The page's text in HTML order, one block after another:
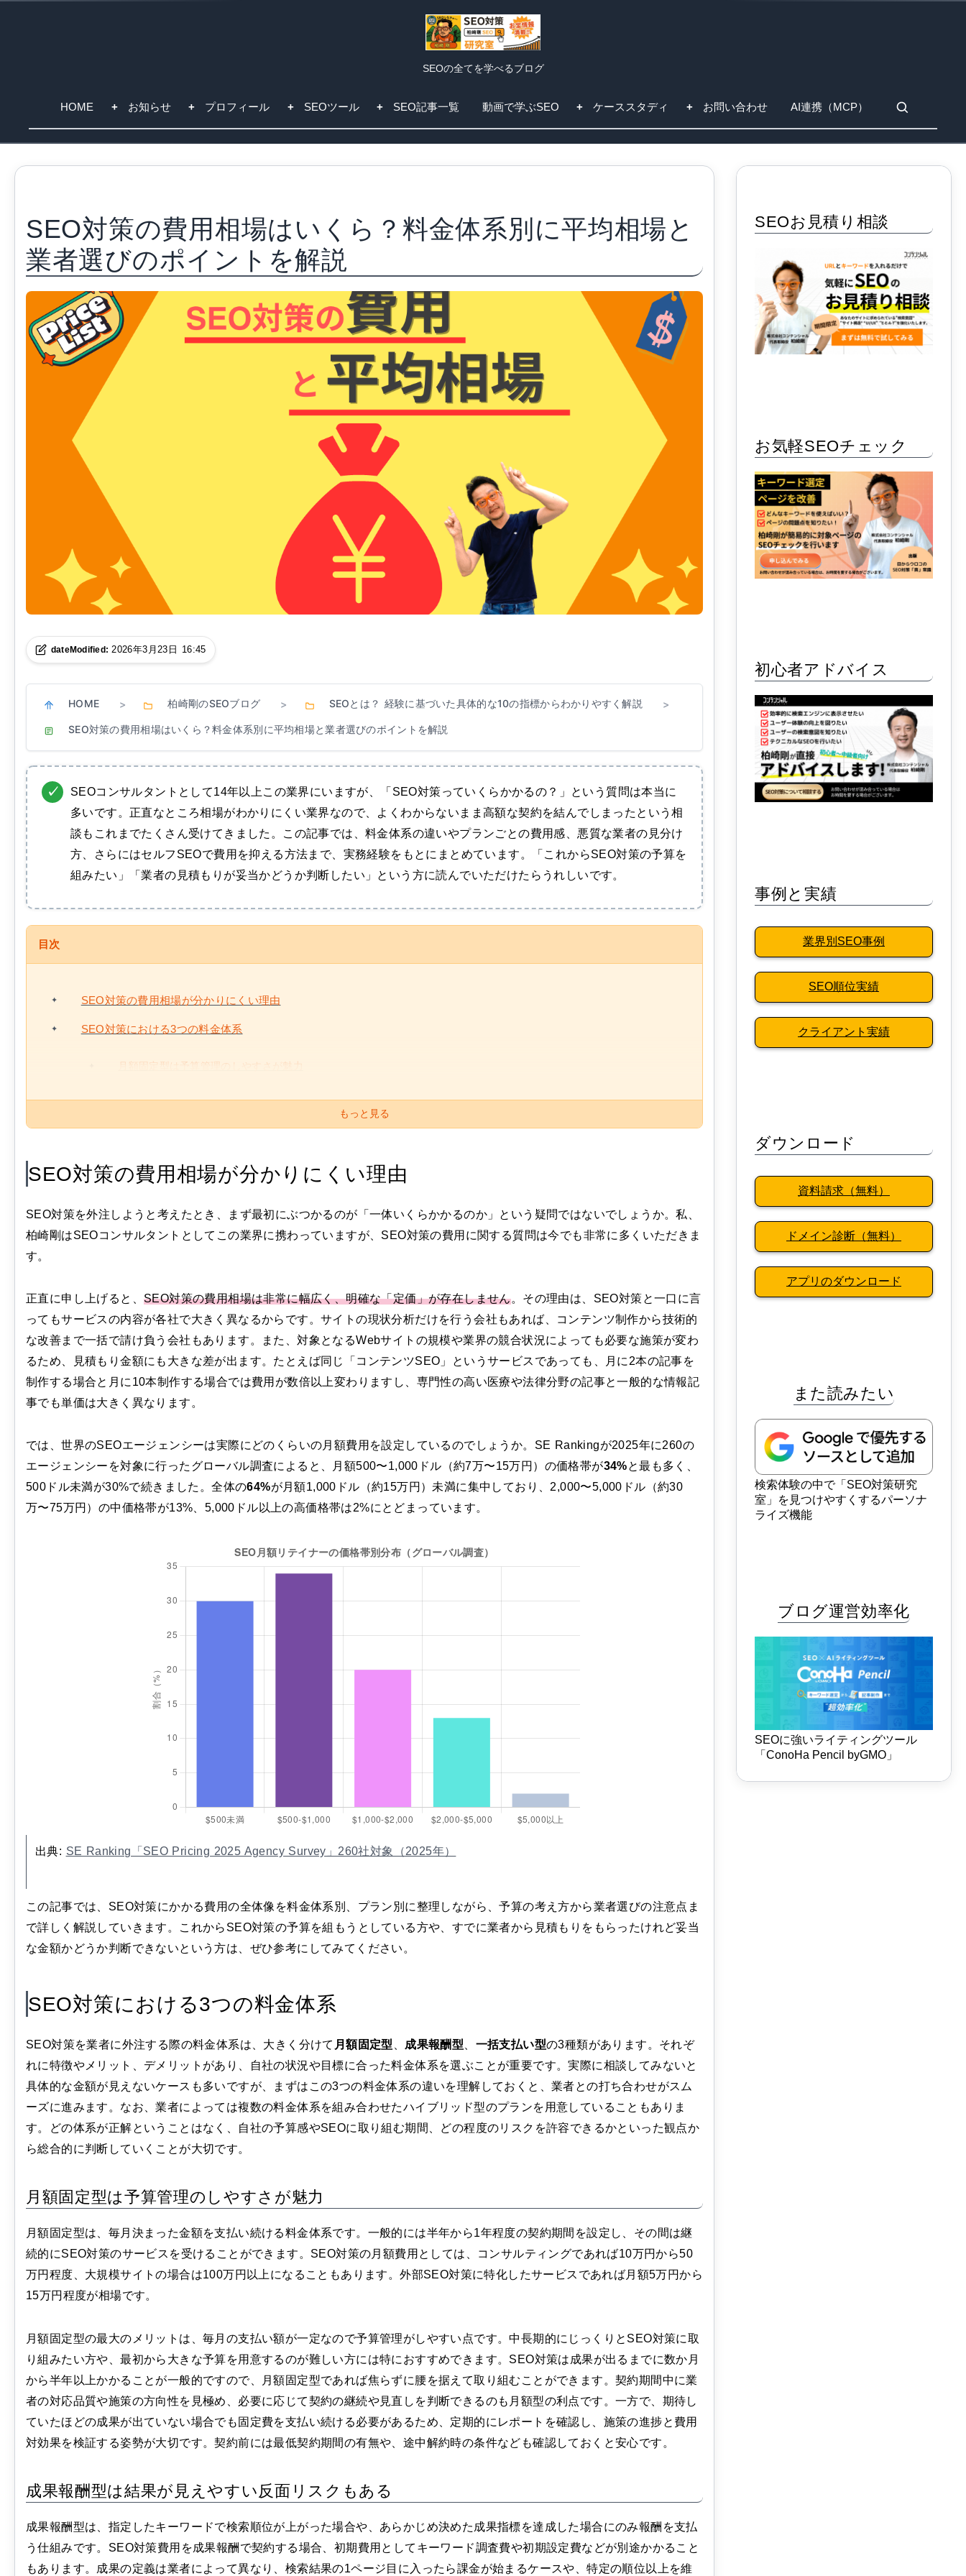
SEOの全てを学べるブログ
HOME お知らせ プロフィール SEOツール SEO記事一覧 動画で学ぶSEO ケーススタディ お問い合わせ AI連携（MCP）
SEO対策の費用相場はいくら？料金体系別に平均相場と
業者選びのポイントを解説
dateModified: 2026年3月23日 16:45
HOME > 柏崎剛のSEOブログ > SEOとは？ 経験に基づいた具体的な10の指標からわかりやすく解説 >
SEO対策の費用相場はいくら？料金体系別に平均相場と業者選びのポイントを解説
SEOコンサルタントとして14年以上この業界にいますが、「SEO対策っていくらかかるの？」という質問は本当に
多いです。正直なところ相場がわかりにくい業界なので、よくわからないまま高額な契約を結んでしまったという相
談もこれまでたくさん受けてきました。この記事では、料金体系の違いやプランごとの費用感、悪質な業者の見分け
方、さらにはセルフSEOで費用を抑える方法まで、実務経験をもとにまとめています。「これからSEO対策の予算を
組みたい」「業者の見積もりが妥当かどうか判断したい」という方に読んでいただけたらうれしいです。
目次
SEO対策の費用相場が分かりにくい理由
SEO対策における3つの料金体系
月額固定型は予算管理のしやすさが魅力
もっと見る
SEO対策の費用相場が分かりにくい理由
SEO対策を外注しようと考えたとき、まず最初にぶつかるのが「一体いくらかかるのか」という疑問ではないでしょうか。私、
柏崎剛はSEOコンサルタントとしてこの業界に携わっていますが、SEO対策の費用に関する質問は今でも非常に多くいただきま
す。
正直に申し上げると、 SEO対策の費用相場は非常に幅広く、明確な「定価」が存在しません。その理由は、SEO対策と一口に言
ってもサービスの内容が各社で大きく異なるからです。サイトの現状分析だけを行う会社もあれば、コンテンツ制作から技術的
な改善まで一括で請け負う会社もあります。また、対象となるWebサイトの規模や業界の競合状況によっても必要な施策が変わ
るため、見積もり金額にも大きな差が出ます。たとえば同じ「コンテンツSEO」というサービスであっても、月に2本の記事を
制作する場合と月に10本制作する場合では費用が数倍以上変わりますし、専門性の高い医療や法律分野の記事と一般的な情報記
事でも単価は大きく異なります。
では、世界のSEOエージェンシーは実際にどのくらいの月額費用を設定しているのでしょうか。SE Rankingが2025年に260の
エージェンシーを対象に行ったグローバル調査によると、月額500〜1,000ドル（約7万〜15万円）の価格帯が34%と最も多く、
500ドル未満が30%で続きました。全体の64%が月額1,000ドル（約15万円）未満に集中しており、2,000〜5,000ドル（約30
万〜75万円）の中価格帯が13%、5,000ドル以上の高価格帯は2%にとどまっています。
出典: SE Ranking「SEO Pricing 2025 Agency Survey」260社対象（2025年）
この記事では、SEO対策にかかる費用の全体像を料金体系別、プラン別に整理しながら、予算の考え方から業者選びの注意点ま
で詳しく解説していきます。これからSEO対策の予算を組もうとしている方や、すでに業者から見積もりをもらったけれど妥当
な金額かどうか判断できないという方は、ぜひ参考にしてみてください。
SEO対策における3つの料金体系
SEO対策を業者に外注する際の料金体系は、大きく分けて 月額固定型 成果報酬型 一括支払い型の3種類があります。それぞ
れに特徴やメリット、デメリットがあり、自社の状況や目標に合った料金体系を選ぶことが重要です。実際に相談してみないと
具体的な金額が見えないケースも多いですが、まずはこの3つの料金体系の違いを理解しておくと、業者との打ち合わせがスム
ーズに進みます。なお、業者によっては複数の料金体系を組み合わせたハイブリッド型のプランを用意していることもありま
す。どの体系が正解ということはなく、自社の予算感やSEOに取り組む期間、どの程度のリスクを許容できるかといった観点か
ら総合的に判断していくことが大切です。
月額固定型は予算管理のしやすさが魅力
月額固定型は、毎月決まった金額を支払い続ける料金体系です。一般的には半年から1年程度の契約期間を設定し、その間は継
続的にSEO対策のサービスを受けることができます。SEO対策の月額費用としては、コンサルティングであれば10万円から50
万円程度、大規模サイトの場合は100万円以上になることもあります。外部SEO対策に特化したサービスであれば月額5万円から
15万円程度が相場です。
月額固定型の最大のメリットは、毎月の支払い額が一定なので予算管理がしやすい点です。中長期的にじっくりとSEO対策に取
り組みたい方や、最初から大きな予算を用意するのが難しい方には特におすすめできます。SEO対策は成果が出るまでに数か月
から半年以上かかることが一般的ですので、月額固定型であれば焦らずに腰を据えて取り組むことができます。契約期間中に業
者の対応品質や施策の方向性を見極め、必要に応じて契約の継続や見直しを判断できるのも月額型の利点です。一方で、期待し
ていたほどの成果が出ていない場合でも固定費を支払い続ける必要があるため、定期的にレポートを確認し、施策の進捗と費用
対効果を検証する姿勢が大切です。契約前には最低契約期間の有無や、途中解約時の条件なども確認しておくと安心です。
成果報酬型は結果が見えやすい反面リスクもある
成果報酬型は、指定したキーワードで検索順位が上がった場合や、あらかじめ決めた成果指標を達成した場合にのみ報酬を支払
う仕組みです。SEO対策費用を成果報酬で契約する場合、初期費用としてキーワード調査費や初期設定費などが別途かかること
もあります。成果の定義は業者によって異なり、検索結果の1ページ目に入ったら課金が始まるケースや、特定の順位以上を維
SEOお見積り相談
お気軽SEOチェック
初心者アドバイス
事例と実績
業界別SEO事例
SEO順位実績
クライアント実績
ダウンロード
資料請求（無料）
ドメイン診断（無料）
アプリのダウンロード
また読みたい
検索体験の中で「SEO対策研究
室」を見つけやすくするパーソナ
ライズ機能
ブログ運営効率化
SEOに強いライティングツール
「ConoHa Pencil byGMO」